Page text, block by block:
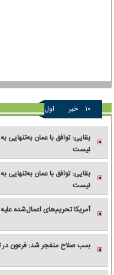
۱۰ خبر اول
بقایی: توافق با عمان
نیست
بقایی: توافق با عمان
نیست
آمریکا تحریم‌های اعمال‌شده
بمب صلاح منفجر شد: فرعون در